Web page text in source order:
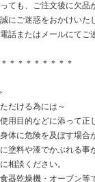
ても、ご注文後に欠品
にご迷惑をおかけいた
話またはメールにてご
＊＊＊＊＊＊＊＊
だける為には～
用目的などに添って正
体に危険を及ぼす場合
塗料や漆でかぶれる事
相談ください。
器乾燥機・オーブン等